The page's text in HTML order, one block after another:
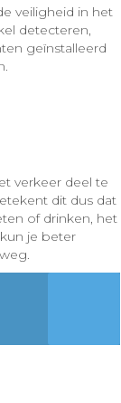
veiligheid in het
detecteren,
geïnstalleerd
verkeer deel te
dit dus dat
of drinken, het
je beter